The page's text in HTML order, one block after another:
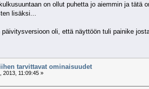
on ollut puhetta jo aiemmin ja
lisäksi...
päivitysversioon oli, että näyttöön tuli painike
tarvittavat ominaisuudet
2013, 11:09:45 »